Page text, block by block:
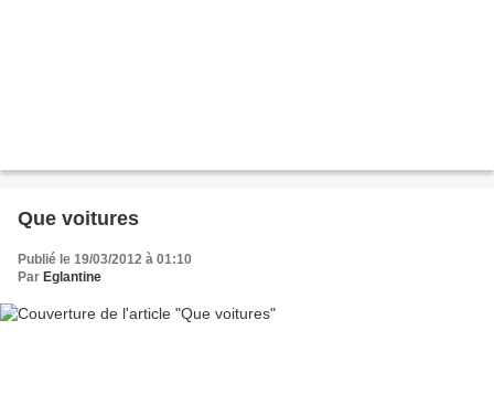
Que voitures
Publié le 19/03/2012 à 01:10
Par Eglantine